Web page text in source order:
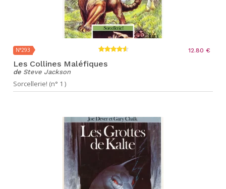
N°293 12.80 €
Les Collines Maléfiques
de Steve Jackson
Sorcellerie! (n° 1 )